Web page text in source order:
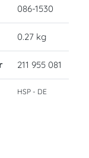
086-1530
0.27 kg
211 955 081
HSP - DE